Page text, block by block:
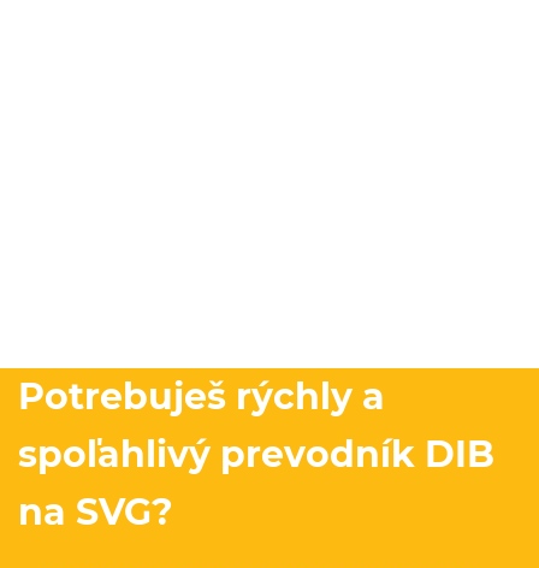
Potrebuješ rýchly a
spoľahlivý prevodník DIB
na SVG?